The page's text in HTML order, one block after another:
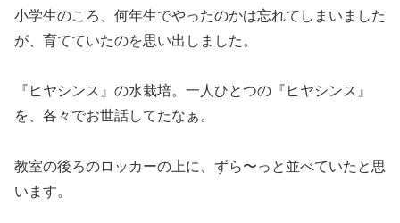
小学生のころ、何年生でやったのかは忘れてしまいました
が、育てていたのを思い出しました。
『ヒヤシンス』の水栽培。一人ひとつの『ヒヤシンス』
を、各々でお世話してたなぁ。
教室の後ろのロッカーの上に、ずら〜っと並べていたと思
います。